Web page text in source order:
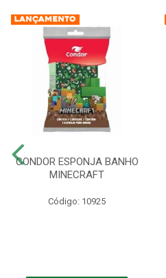
CONDOR ESPONJA BANHO
MINECRAFT
Código: 10925